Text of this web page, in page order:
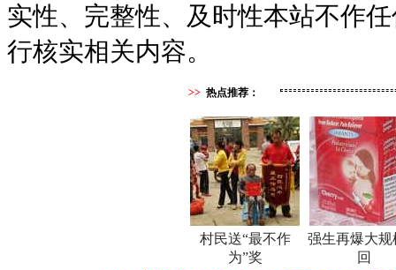
实性、完整性、及时性本站不作
行核实相关内容。
>> 热点推荐：
村民送“最不作
为”奖
强生再爆大规
回